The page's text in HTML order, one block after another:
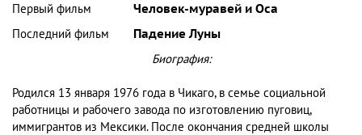
Первый фильм
Человек-муравей и Оса
Последний фильм
Падение Луны
Биография:
Родился 13 января 1976 года в Чикаго, в семье социальной
работницы и рабочего завода по изготовлению пуговиц,
иммигрантов из Мексики. После окончания средней школы